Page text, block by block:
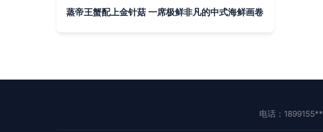
蒸帝王蟹配上金针菇 一席极鲜非凡的中式海鲜画卷
电话：1899155**